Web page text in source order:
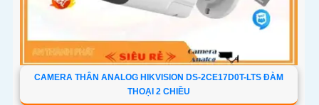
CAMERA THÂN ANALOG HIKVISION DS-2CE17D0T-LTS ĐÀM
THOẠI 2 CHIỀU